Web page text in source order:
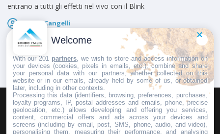
entrano a tutti gli effetti nel vivo con il Blink
Marco Cangelli
Pubblicato il
HOMEPAGEREDAZIONEINVIA UN COMUNICATO STAMPA
PUBBLICITÀSCRIVI AL DIRETTORE
Welcome
With our 201 partners , we wish to store and access information on
your devices (cookies, pixels in emails, etc.), combine and share
your personal data with our partners, whether collected on this
website or in our emails, already held by some of us, or obtained
later, including in other contexts.
Processing this data (identifiers, browsing, preferences, purchases,
loyalty programs, IP, postal addresses and emails, phone, precise
geolocation, etc.) allows developing and offering you services,
content, commercial offers and ads across your devices and
screens (including by email, post, SMS, phone, audio, and video),
personalising them, measuring their performance, and analysing